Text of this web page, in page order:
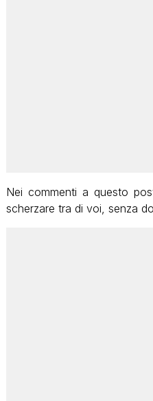
Nei commenti a questo
scherzare tra di voi, senza